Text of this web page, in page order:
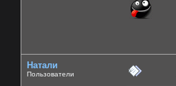
Натали
Пользователи